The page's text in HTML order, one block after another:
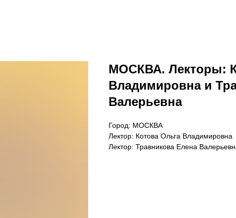
МОСКВА. Лекторы:
Владимировна и
Валерьевна
Город: МОСКВА
Лектор: Котова Ольга Владимировна
Лектор: Травникова Елена